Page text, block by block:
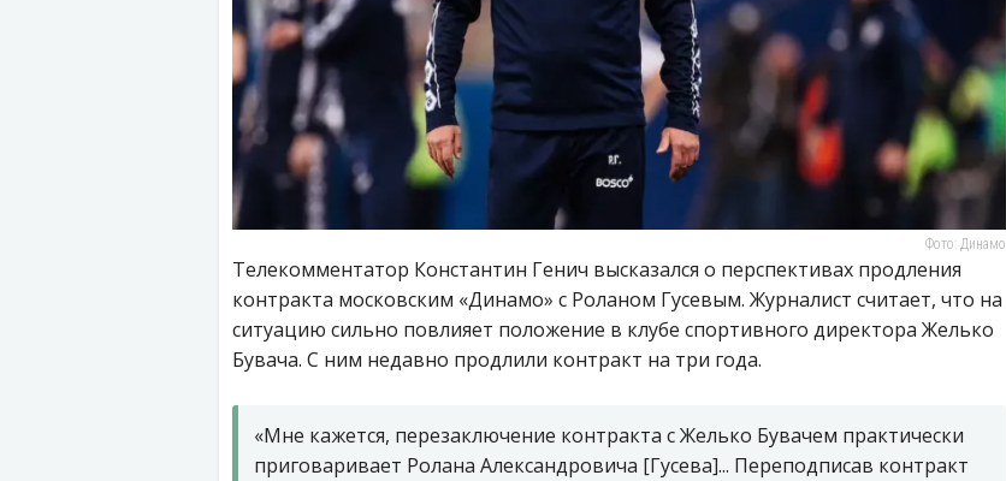
Фото: Динамо
Телекомментатор Константин Генич высказался о перспективах продления
контракта московским «Динамо» с Роланом Гусевым. Журналист считает, что на
ситуацию сильно повлияет положение в клубе спортивного директора Желько
Бувача. С ним недавно продлили контракт на три года.
«Мне кажется, перезаключение контракта с Желько Бувачем практически
приговаривает Ролана Александровича [Гусева]... Переподписав контракт